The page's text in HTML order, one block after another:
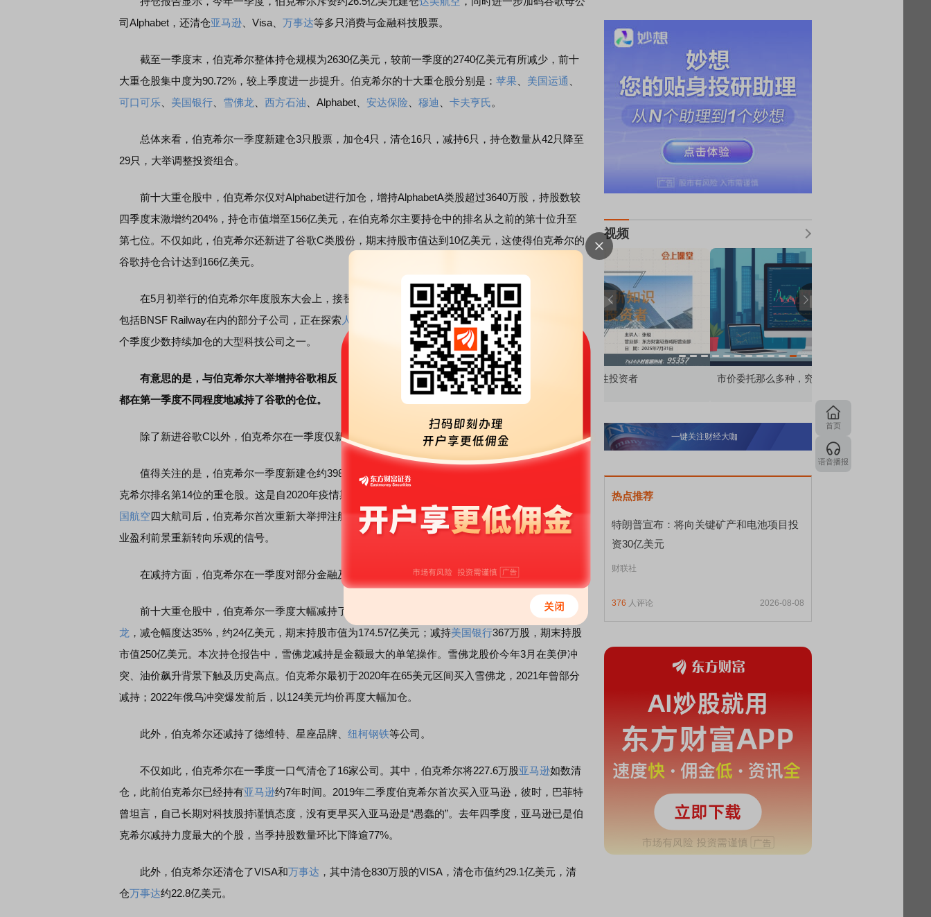
司Alphabet，还清仓亚马逊 、Visa、 万事达等多只消费与金融科技股票。
截至一季度末，伯克希尔整体持仓规模为2630亿美元，较前一季度的2740亿美元有所减少，前十
大重仓股集中度为90.72%，较上季度进一步提升。伯克希尔的十大重仓股分别是： 苹果 美国运通
可口可乐
美国银行 雪佛龙 西方石油 、Alphabet、 安达保险 穆迪 卡夫亨氏。
总体来看，伯克希尔一季度新建仓3只股票，加仓4只，清仓16只，减持6只，持仓数量从42只降至
29只，大举调整投资组合。
前十大重仓股中，伯克希尔仅对Alphabet进行加仓，增持AlphabetA类股超过3640万股，持股数较
四季度末激增约204%，持仓市值增至156亿美元，在伯克希尔主要持仓中的排名从之前的第十位升至
第七位。不仅如此，伯克希尔还新进了谷歌C类股份，期末持股市值达到10亿美元，这使得伯克希尔的
谷歌持仓合计达到166亿美元。
在5月初举行的伯克希尔年度股东大会上，接替巴菲特出任伯克希尔CEO的格雷格·阿贝尔表示，
包括BNSF Railway在内的部分子公司，正在探索 人工智能
相关应用机会。Alphabet也是伯克希尔近几
个季度少数持续加仓的大型科技公司之一。
有意思的是，与伯克希尔大举增持谷歌相反，两家国内头部私募高瓴旗下HHLR Advisors和高毅
都在第一季度不同程度地减持了谷歌的仓位。
除了新进谷歌C以外，伯克希尔在一季度仅新建仓2只标的，分别为达美航空和梅西百货
值得关注的是，伯克希尔一季度新建仓约3980万股 达美航空
，持仓市值接近26.5亿美元，成为伯
克希尔排名第14位的重仓股。这是自2020年疫情期间，巴菲特清仓达美航空、美联航、
国航空四大航司后，伯克希尔首次重新大举押注航空股，被视为管理层对美国消费、商务旅行以及企
业盈利前景重新转向乐观的信号。
在减持方面，伯克希尔在一季度对部分金融及能源股进行了减持。
前十大重仓股中，伯克希尔一季度大幅减持了石油股 ，其中减持4578万股雪佛
龙 ，减仓幅度达35%，约24亿美元，期末持股市值为174.57亿美元；减持美国银行367万股，期末持股
市值250亿美元。本次持仓报告中，雪佛龙减持是金额最大的单笔操作。雪佛龙股价今年3月在美伊冲
突、油价飙升背景下触及历史高点。伯克希尔最初于2020年在65美元区间买入雪佛龙，2021年曾部分
减持；2022年俄乌冲突爆发前后，以124美元均价再度大幅加仓。
此外，伯克希尔还减持了德维特、星座品牌、 纽柯钢铁等公司。
不仅如此，伯克希尔在一季度一口气清仓了16家公司。其中，伯克希尔将227.6万股亚马逊如数清
仓，此前伯克希尔已经持有亚马逊约7年时间。2019年二季度伯克希尔首次买入亚马逊，彼时，巴菲特
曾坦言，自己长期对科技股持谨慎态度，没有更早买入亚马逊是“愚蠢的”。去年四季度，亚马逊已是伯
克希尔减持力度最大的个股，当季持股数量环比下降逾77%。
此外，伯克希尔还清仓了VISA和万事达 ，其中清仓830万股的VISA，清仓市值约29.1亿美元，清
仓万事达约22.8亿美元。
视频
连线｜东方财富证券陈果：A股再平衡的
债券知识通识：从基础认知到特色品种 了解北交所知识 做理性投资者 市价委托那么多种，究竟怎么用？
一键关注财经大咖
热点推荐
特朗普宣布：将向关键矿产和电池项目投
资30亿美元
财联社
376 人评论 2026-08-08
首页
语音播报